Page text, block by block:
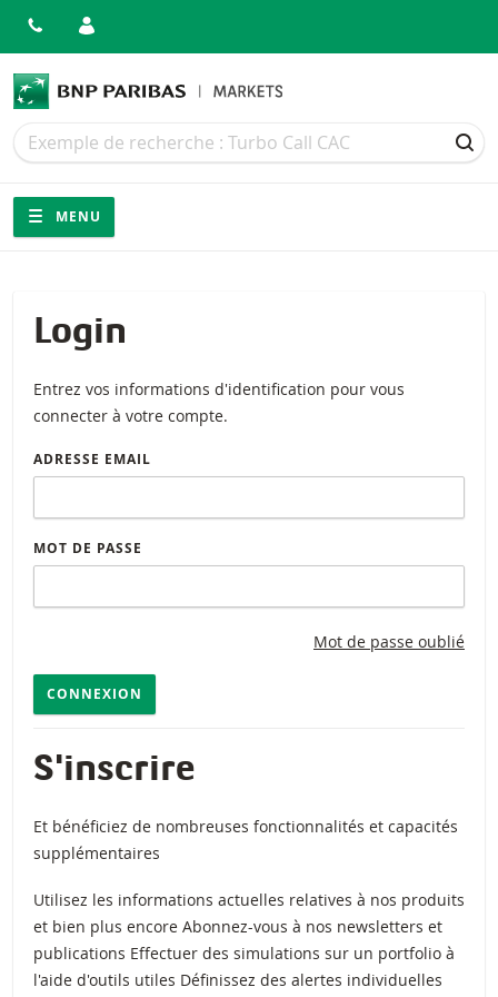
Recherche
Recherche
Navigation
Navigation sur le site
MENU
Login
Entrez vos informations d'identification pour vous
connecter à votre compte.
ADRESSE EMAIL
MOT DE PASSE
Mot de passe oublié
CONNEXION
S'inscrire
Et bénéficiez de nombreuses fonctionnalités et capacités
supplémentaires
Utilisez les informations actuelles relatives à nos produits
et bien plus encore Abonnez-vous à nos newsletters et
publications Effectuer des simulations sur un portfolio à
l'aide d'outils utiles Définissez des alertes individuelles